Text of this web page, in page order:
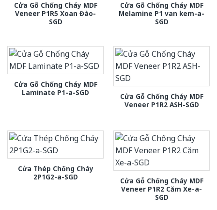
Cửa Gỗ Chống Cháy MDF
Veneer P1R5 Xoan Đào-
SGD
Cửa Gỗ Chống Cháy MDF
Melamine P1 van kem-a-
SGD
Cửa Gỗ Chống Cháy MDF
Laminate P1-a-SGD
Cửa Gỗ Chống Cháy MDF
Veneer P1R2 ASH-SGD
Cửa Thép Chống Cháy
2P1G2-a-SGD
Cửa Gỗ Chống Cháy MDF
Veneer P1R2 Căm Xe-a-
SGD